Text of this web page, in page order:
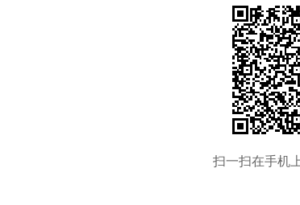
扫一扫在手机